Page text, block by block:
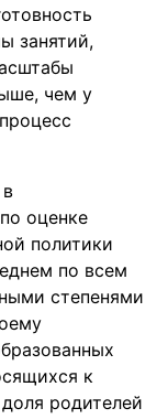
занятий,
чем у
оценке
политики
по всем
степенями
к
родителей